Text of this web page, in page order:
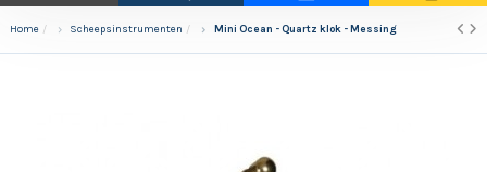
Home Scheepsinstrumenten Mini Ocean - Quartz klok - Messing